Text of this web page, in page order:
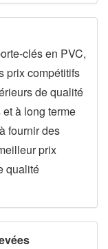
clés en PVC,
prix compétitifs
de qualité
à long terme
fournir des
prix
qualité